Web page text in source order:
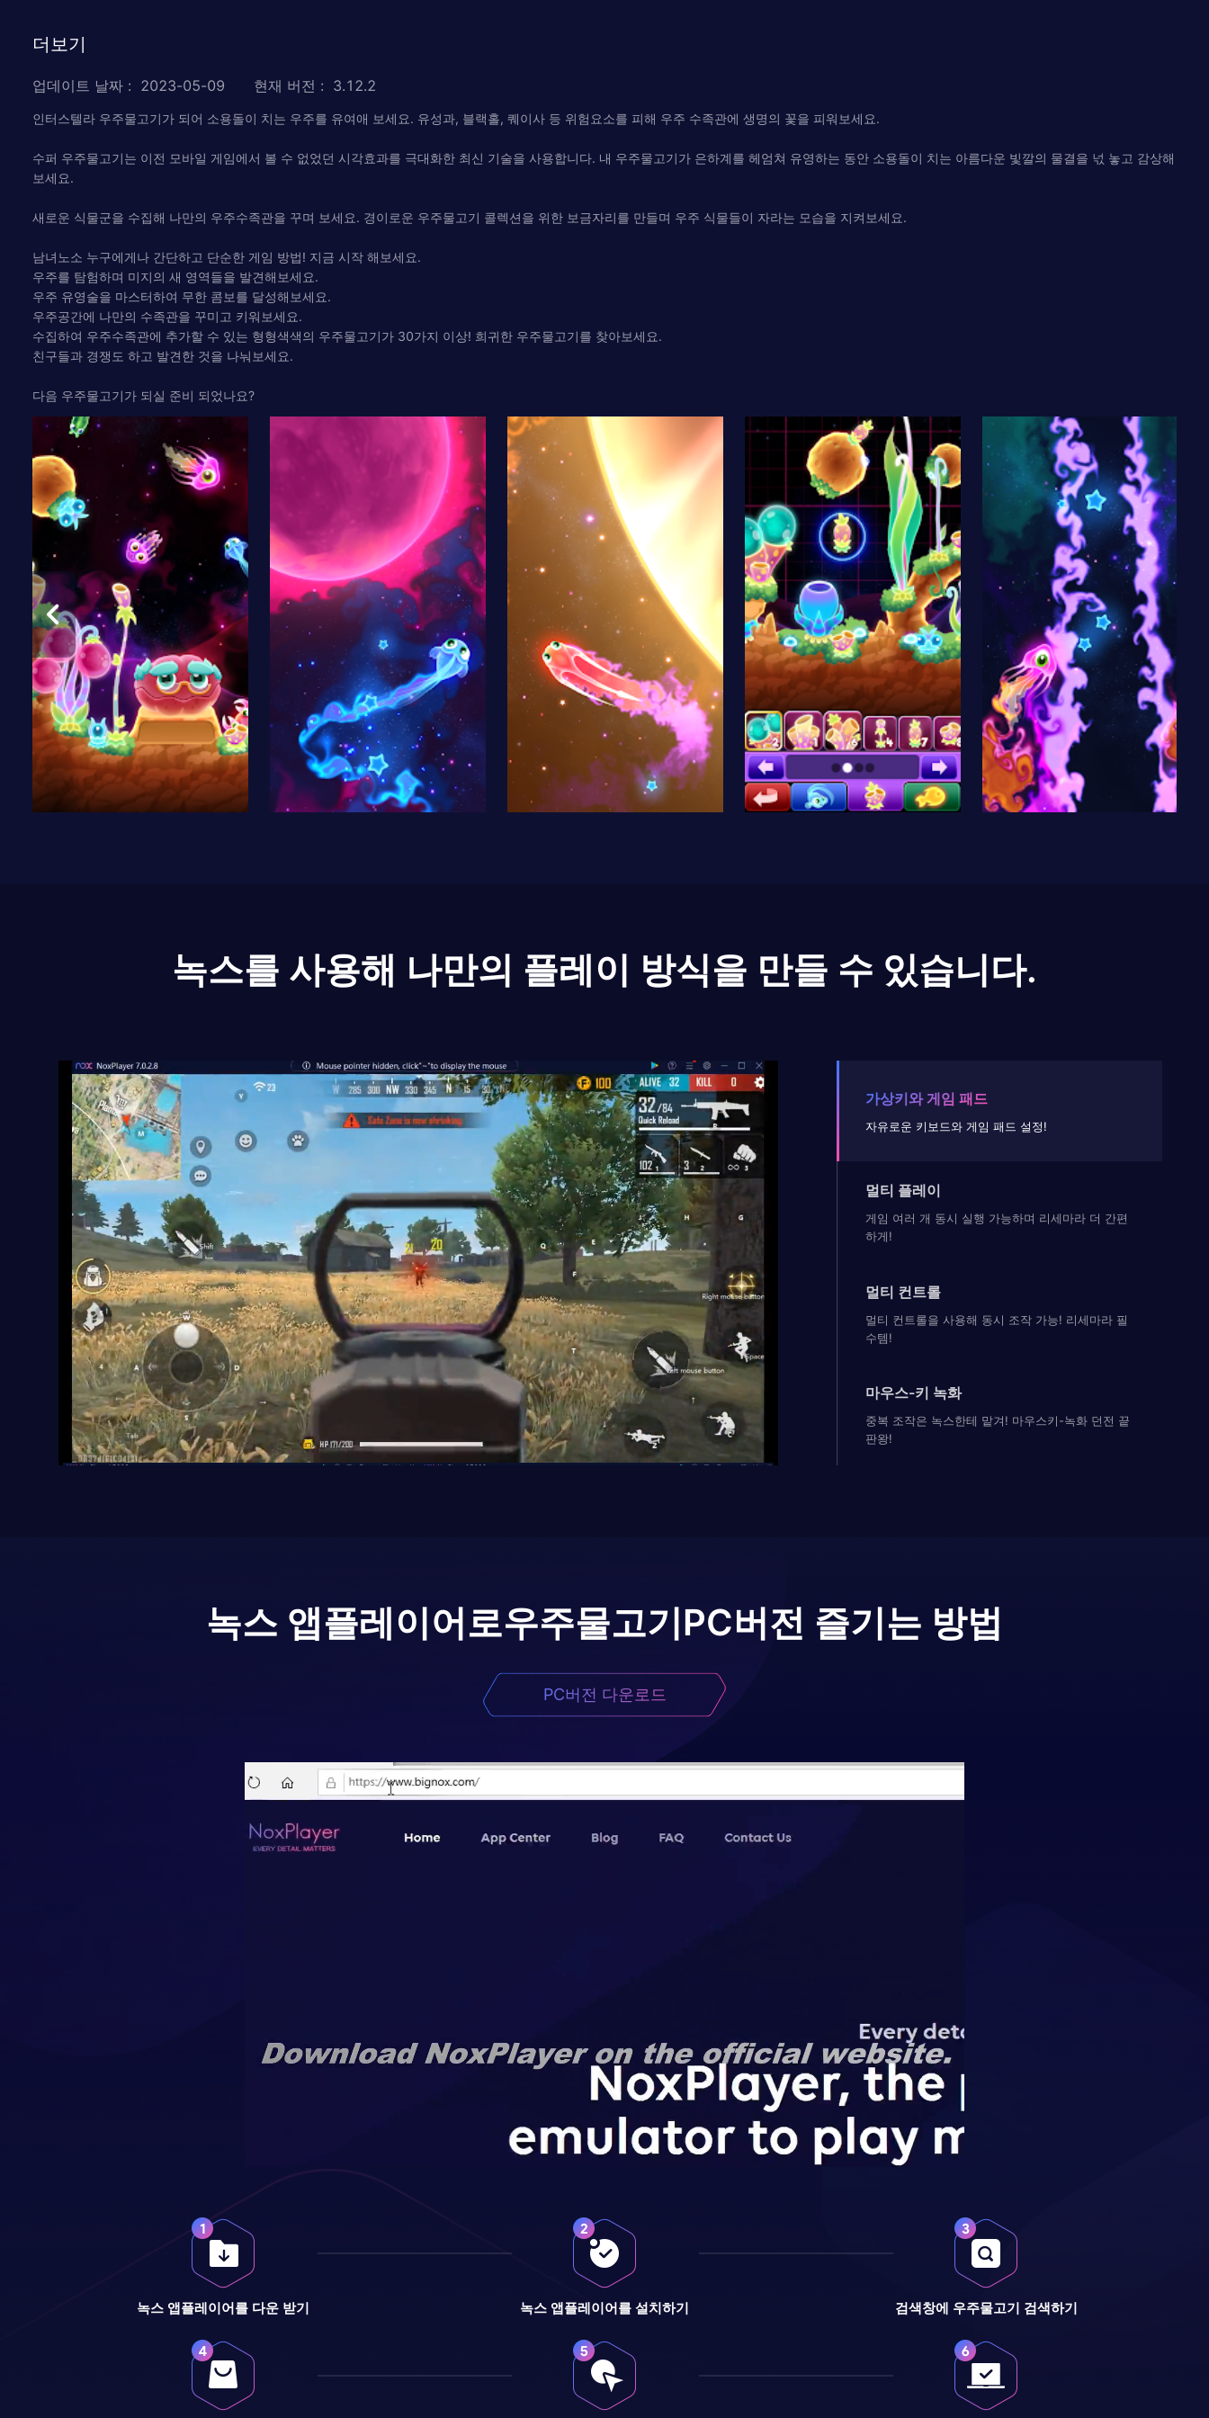
더보기
업데이트 날짜 : 2023-05-09 현재 버전 : 3.12.2
인터스텔라 우주물고기가 되어 소용돌이 치는 우주를 유여애 보세요. 유성과, 블랙홀, 퀘이사 등 위험요소를 피해 우주 수족관에 생명의 꽃을 피워보세요.
수퍼 우주물고기는 이전 모바일 게임에서 볼 수 없었던 시각효과를 극대화한 최신 기술을 사용합니다. 내 우주물고기가 은하계를 헤엄쳐 유영하는 동안 소용돌이 치는 아름다운 빛깔의 물결을 넋 놓고 감상해
보세요.
새로운 식물군을 수집해 나만의 우주수족관을 꾸며 보세요. 경이로운 우주물고기 콜렉션을 위한 보금자리를 만들며 우주 식물들이 자라는 모습을 지켜보세요.
남녀노소 누구에게나 간단하고 단순한 게임 방법! 지금 시작 해보세요.
우주를 탐험하며 미지의 새 영역들을 발견해보세요.
우주 유영술을 마스터하여 무한 콤보를 달성해보세요.
우주공간에 나만의 수족관을 꾸미고 키워보세요.
수집하여 우주수족관에 추가할 수 있는 형형색색의 우주물고기가 30가지 이상! 희귀한 우주물고기를 찾아보세요.
친구들과 경쟁도 하고 발견한 것을 나눠보세요.
다음 우주물고기가 되실 준비 되었나요?
녹스를 사용해 나만의 플레이 방식을 만들 수 있습니다.
가상키와 게임 패드
자유로운 키보드와 게임 패드 설정!
멀티 플레이
게임 여러 개 동시 실행 가능하며 리세마라 더 간편
하게!
멀티 컨트롤
멀티 컨트롤을 사용해 동시 조작 가능! 리세마라 필
수템!
마우스-키 녹화
중복 조작은 녹스한테 맡겨! 마우스키-녹화 던전 끝
판왕!
녹스 앱플레이어로우주물고기PC버전 즐기는 방법
PC버전 다운로드
녹스 앱플레이어를 다운 받기 녹스 앱플레이어를 설치하기 검색창에 우주물고기 검색하기